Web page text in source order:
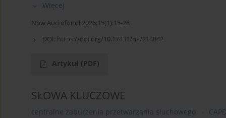
Więcej
Now Audiofonol 2026;15(1):15-28
DOI: https://doi.org/10.17431/na/214842
Artykuł (PDF)
SŁOWA KLUCZOWE
centralne zaburzenia przetwarzania słuchowego CAPD